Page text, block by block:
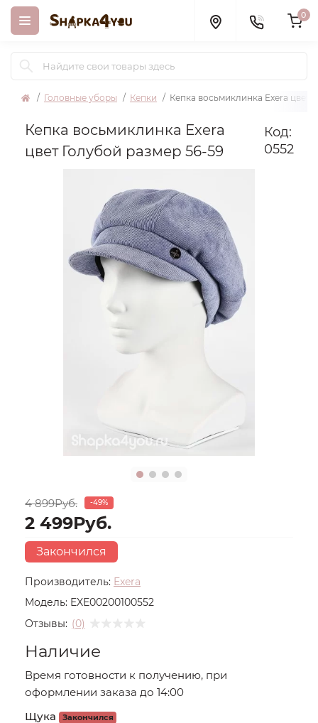
0
Головные уборы Кепки Кепка восьмиклинка Exera цвет
Кепка восьмиклинка Exera
цвет Голубой размер 56-59
Код:
0552
Производитель: Exera
Модель: EXE00200100552
Отзывы: (0)
4 899Руб. -49%
2 499Руб.
Закончился
Наличие
Время готовности к получению, при
оформлении заказа до 14:00
Щука
Закончился